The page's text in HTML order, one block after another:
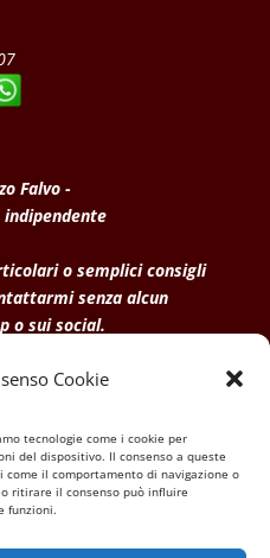
Cookie
tecnologie come i cookie per
del dispositivo. Il consenso a queste
il comportamento di navigazione o
ritirare il consenso può influire
funzioni.
Falvo -
indipendente
o semplici consigli
senza alcun
o sui social.